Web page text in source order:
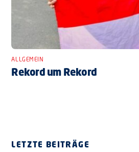
ALLGEMEIN
Rekord um Rekord
LETZTE BEITRÄGE